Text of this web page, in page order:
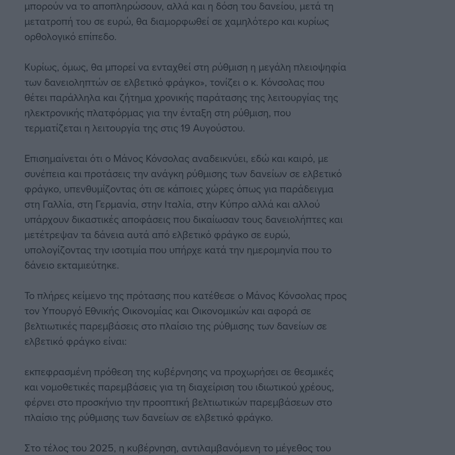
μπορούν να το αποπληρώσουν, αλλά και η δόση του δανείου, μετά τη
μετατροπή του σε ευρώ, θα διαμορφωθεί σε χαμηλότερο και κυρίως
ορθολογικό επίπεδο.
Κυρίως, όμως, θα μπορεί να ενταχθεί στη ρύθμιση η μεγάλη πλειοψηφία
των δανειοληπτών σε ελβετικό φράγκο», τονίζει ο κ. Κόνσολας που
θέτει παράλληλα και ζήτημα χρονικής παράτασης της λειτουργίας της
ηλεκτρονικής πλατφόρμας για την ένταξη στη ρύθμιση, που
τερματίζεται η λειτουργία της στις 19 Αυγούστου.
Επισημαίνεται ότι ο Μάνος Κόνσολας αναδεικνύει, εδώ και καιρό, με
συνέπεια και προτάσεις την ανάγκη ρύθμισης των δανείων σε ελβετικό
φράγκο, υπενθυμίζοντας ότι σε κάποιες χώρες όπως για παράδειγμα
στη Γαλλία, στη Γερμανία, στην Ιταλία, στην Κύπρο αλλά και αλλού
υπάρχουν δικαστικές αποφάσεις που δικαίωσαν τους δανειολήπτες και
μετέτρεψαν τα δάνεια αυτά από ελβετικό φράγκο σε ευρώ,
υπολογίζοντας την ισοτιμία που υπήρχε κατά την ημερομηνία που το
δάνειο εκταμιεύτηκε.
Το πλήρες κείμενο της πρότασης που κατέθεσε ο Μάνος Κόνσολας προς
τον Υπουργό Εθνικής Οικονομίας και Οικονομικών και αφορά σε
βελτιωτικές παρεμβάσεις στο πλαίσιο της ρύθμισης των δανείων σε
ελβετικό φράγκο είναι:
εκπεφρασμένη πρόθεση της κυβέρνησης να προχωρήσει σε θεσμικές
και νομοθετικές παρεμβάσεις για τη διαχείριση του ιδιωτικού χρέους,
φέρνει στο προσκήνιο την προοπτική βελτιωτικών παρεμβάσεων στο
πλαίσιο της ρύθμισης των δανείων σε ελβετικό φράγκο.
Στο τέλος του 2025, η κυβέρνηση, αντιλαμβανόμενη το μέγεθος του